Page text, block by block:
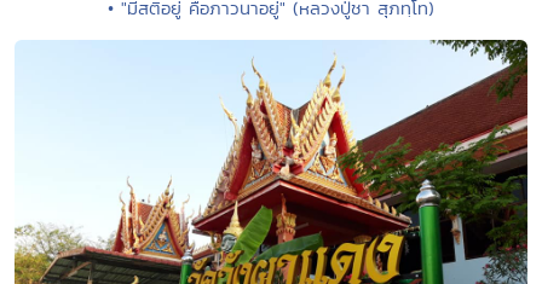
• "มีสติอยู่ คือภาวนาอยู่" (หลวงปู่ชา สุภทฺโท)